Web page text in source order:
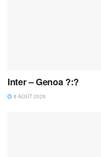
Inter – Genoa ?:?
8 AOÛT 2026